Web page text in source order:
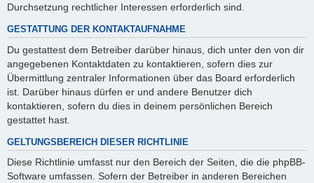
Durchsetzung rechtlicher Interessen erforderlich sind.
GESTATTUNG DER KONTAKTAUFNAHME
Du gestattest dem Betreiber darüber hinaus, dich unter den von dir
angegebenen Kontaktdaten zu kontaktieren, sofern dies zur
Übermittlung zentraler Informationen über das Board erforderlich
ist. Darüber hinaus dürfen er und andere Benutzer dich
kontaktieren, sofern du dies in deinem persönlichen Bereich
gestattet hast.
GELTUNGSBEREICH DIESER RICHTLINIE
Diese Richtlinie umfasst nur den Bereich der Seiten, die die phpBB-
Software umfassen. Sofern der Betreiber in anderen Bereichen